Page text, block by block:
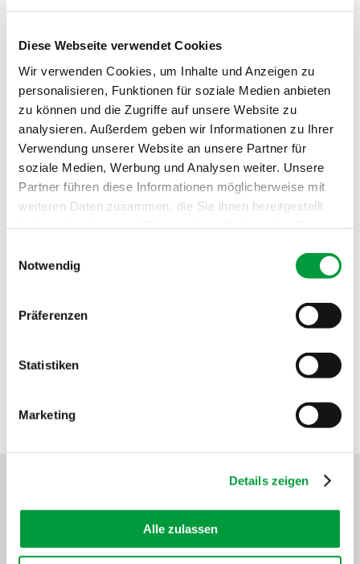
Diese Webseite verwendet Cookies
Wir verwenden Cookies, um Inhalte und Anzeigen zu
personalisieren, Funktionen für soziale Medien anbieten
zu können und die Zugriffe auf unsere Website zu
analysieren. Außerdem geben wir Informationen zu Ihrer
Verwendung unserer Website an unsere Partner für
soziale Medien, Werbung und Analysen weiter. Unsere
Partner führen diese Informationen möglicherweise mit
weiteren Daten zusammen, die Sie ihnen bereitgestellt
Notwendig
Präferenzen
Statistiken
Marketing
Details zeigen
Alle zulassen
Comportement au
feu:
Cfl
Absorption phoniq
ue:
0.25 NRC